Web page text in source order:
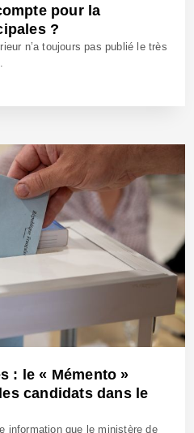
pour la
?
n’a toujours pas publié le très
: le « Mémento »
candidats dans le
information que le ministère de